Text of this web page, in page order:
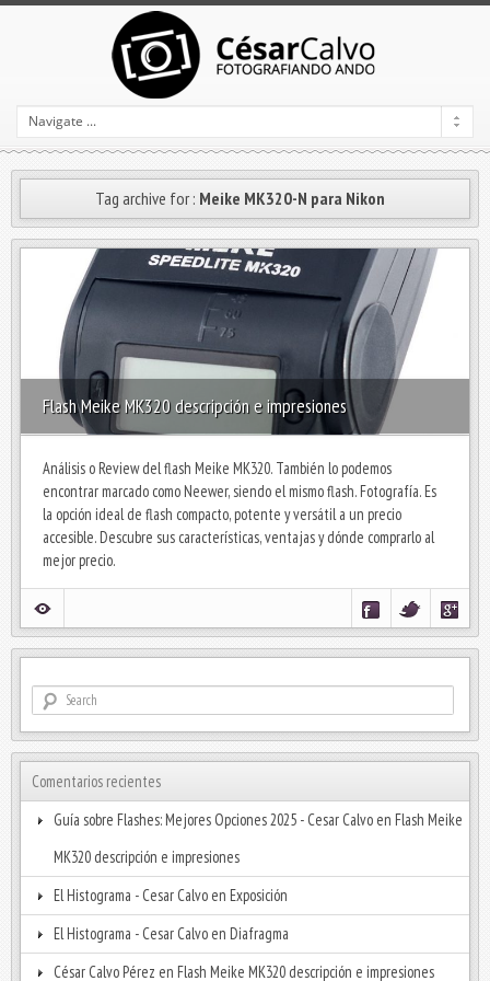
Tag archive for : Meike MK320-N para Nikon
Flash Meike MK320 descripción e impresiones
Análisis o Review del flash Meike MK320. También lo podemos
encontrar marcado como Neewer, siendo el mismo flash. Fotografía. Es
la opción ideal de flash compacto, potente y versátil a un precio
accesible. Descubre sus características, ventajas y dónde comprarlo al
mejor precio.
Comentarios recientes
Guía sobre Flashes: Mejores Opciones 2025 - Cesar Calvo en Flash Meike
MK320 descripción e impresiones
El Histograma - Cesar Calvo en Exposición
El Histograma - Cesar Calvo en Diafragma
César Calvo Pérez en Flash Meike MK320 descripción e impresiones